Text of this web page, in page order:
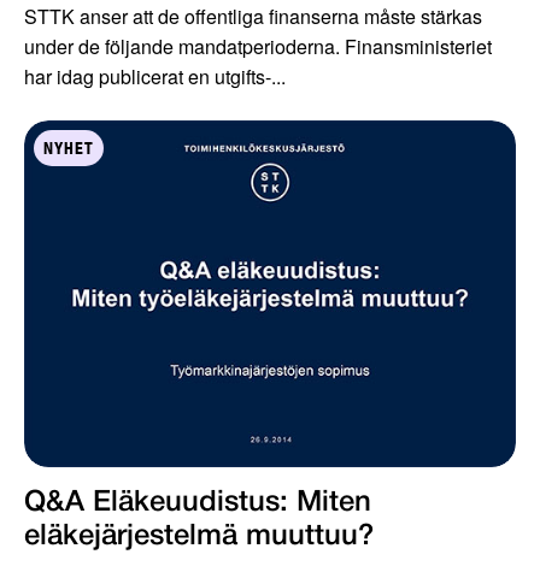
STTK anser att de offentliga finanserna måste stärkas
under de följande mandatperioderna. Finansministeriet
har idag publicerat en utgifts-...
NYHET
Q&A Eläkeuudistus: Miten
eläkejärjestelmä muuttuu?